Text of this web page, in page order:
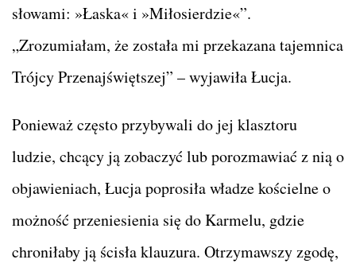
słowami: »Łaska« i »Miłosierdzie«”.
„Zrozumiałam, że została mi przekazana tajemnica
Trójcy Przenajświętszej” – wyjawiła Łucja.
Ponieważ często przybywali do jej klasztoru
ludzie, chcący ją zobaczyć lub porozmawiać z nią o
objawieniach, Łucja poprosiła władze kościelne o
możność przeniesienia się do Karmelu, gdzie
chroniłaby ją ścisła klauzura. Otrzymawszy zgodę,